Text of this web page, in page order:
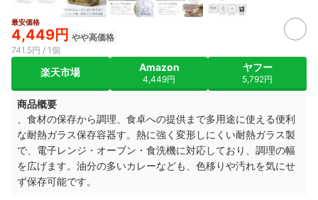
最安価格
4,449円 やや高価格
741.5円 / 1個
楽天市場 Amazon
4,449円
ヤフー
5,792円
商品概要
、食材の保存から調理、食卓への提供まで多用途に使える便利
な耐熱ガラス保存容器す。熱に強く変形しにくい耐熱ガラス製
で、電子レンジ・オーブン・食洗機に対応しており、調理の幅
を広げます。油分の多いカレーなども、色移りや汚れを気にせ
ず保存可能です。